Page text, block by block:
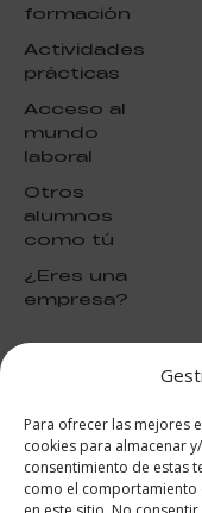
Para ofrecer las mejores
cookies para almacenar
consentimiento de estas
como el comportamiento
formación
Actividades
prácticas
Acceso al
mundo
laboral
Otros
alumnos
como tú
¿Eres una
empresa?
puntuación
basado en
Valoraciones
eKomi